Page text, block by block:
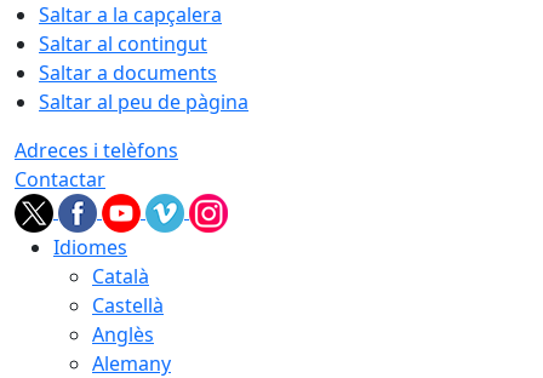
Saltar a la capçalera
Saltar al contingut
Saltar a documents
Saltar al peu de pàgina
Adreces i telèfons
Contactar
Idiomes
Català
Castellà
Anglès
Alemany